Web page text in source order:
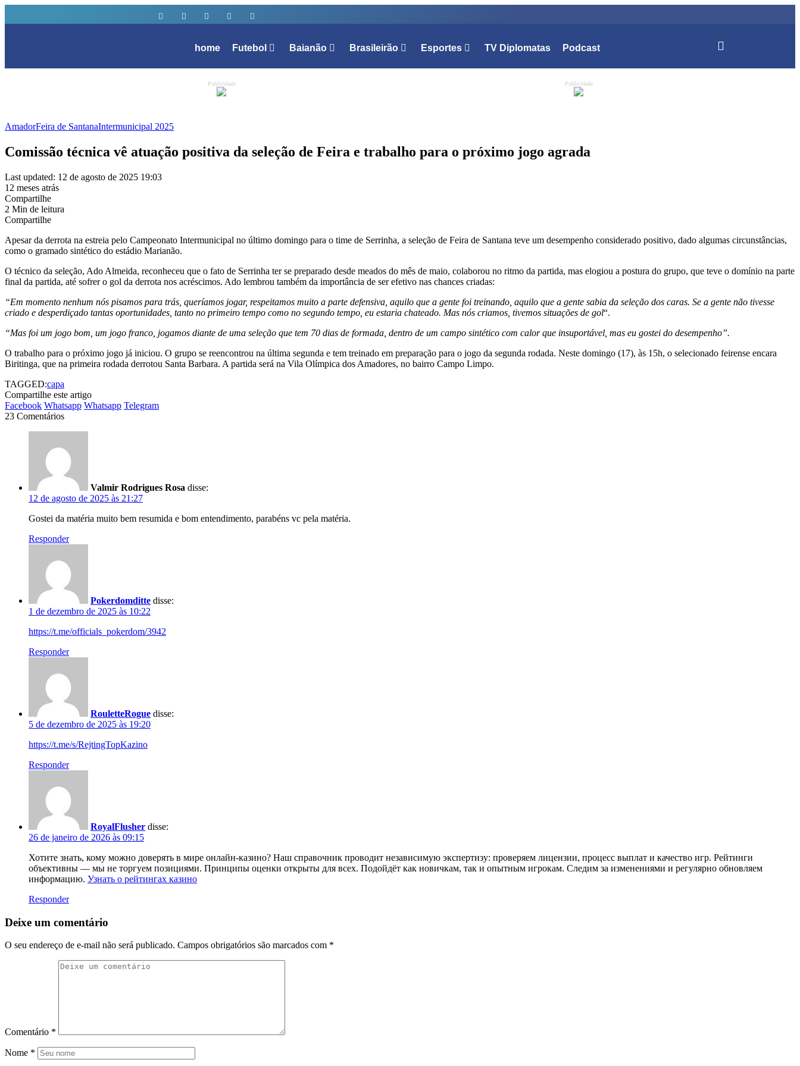
home Futebol Baianão Brasileirão Esportes TV Diplomatas Podcast
Publicidade Publicidade
AmadorFeira de SantanaIntermunicipal 2025
Comissão técnica vê atuação positiva da seleção de Feira e trabalho para o próximo jogo agrada
Last updated: 12 de agosto de 2025 19:03
12 meses atrás
Compartilhe
2 Min de leitura
Compartilhe
Apesar da derrota na estreia pelo Campeonato Intermunicipal no último domingo para o time de Serrinha, a seleção de Feira de Santana teve um desempenho considerado positivo, dado algumas circunstâncias,
como o gramado sintético do estádio Marianão.
O técnico da seleção, Ado Almeida, reconheceu que o fato de Serrinha ter se preparado desde meados do mês de maio, colaborou no ritmo da partida, mas elogiou a postura do grupo, que teve o domínio na parte
final da partida, até sofrer o gol da derrota nos acréscimos. Ado lembrou também da importância de ser efetivo nas chances criadas:
“Em momento nenhum nós pisamos para trás, queríamos jogar, respeitamos muito a parte defensiva, aquilo que a gente foi treinando, aquilo que a gente sabia da seleção dos caras. Se a gente não tivesse
criado e desperdiçado tantas oportunidades, tanto no primeiro tempo como no segundo tempo, eu estaria chateado. Mas nós criamos, tivemos situações de gol“.
“Mas foi um jogo bom, um jogo franco, jogamos diante de uma seleção que tem 70 dias de formada, dentro de um campo sintético com calor que insuportável, mas eu gostei do desempenho”.
O trabalho para o próximo jogo já iniciou. O grupo se reencontrou na última segunda e tem treinado em preparação para o jogo da segunda rodada. Neste domingo (17), às 15h, o selecionado feirense encara
Biritinga, que na primeira rodada derrotou Santa Barbara. A partida será na Vila Olímpica dos Amadores, no bairro Campo Limpo.
TAGGED:capa
Compartilhe este artigo
Facebook Whatsapp Whatsapp Telegram
23 Comentários
Valmir Rodrigues Rosa disse:
12 de agosto de 2025 às 21:27
Gostei da matéria muito bem resumida e bom entendimento, parabéns vc pela matéria.
Responder
Pokerdomditte disse:
1 de dezembro de 2025 às 10:22
https://t.me/officials_pokerdom/3942
Responder
RouletteRogue disse:
5 de dezembro de 2025 às 19:20
https://t.me/s/RejtingTopKazino
Responder
RoyalFlusher disse:
26 de janeiro de 2026 às 09:15
Хотите знать, кому можно доверять в мире онлайн-казино? Наш справочник проводит независимую экспертизу: проверяем лицензии, процесс выплат и качество игр. Рейтинги
объективны — мы не торгуем позициями. Принципы оценки открыты для всех. Подойдёт как новичкам, так и опытным игрокам. Следим за изменениями и регулярно обновляем
информацию. Узнать о рейтингах казино
Responder
Deixe um comentário
O seu endereço de e-mail não será publicado. Campos obrigatórios são marcados com *
Comentário *
Nome *